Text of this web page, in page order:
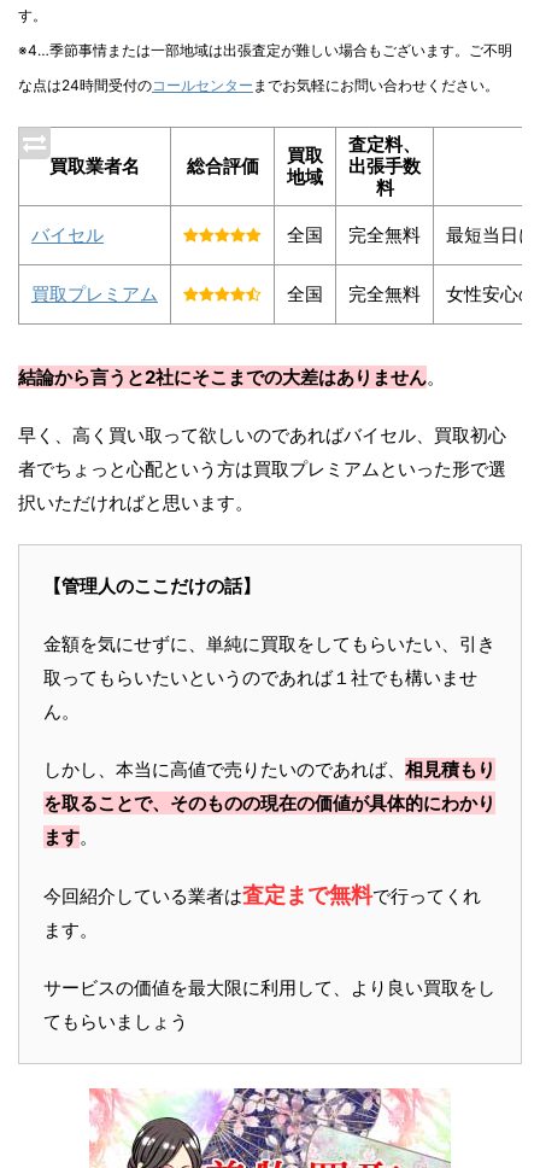
す。
※4…季節事情または一部地域は出張査定が難しい場合もございます。ご不明
な点は24時間受付のコールセンター までお気軽にお問い合わせください。
買取業者名 総合評価
買取
地域
査定料、
出張手数
料
バイセル 全国 完全無料 最短当日
買取プレミアム 全国 完全無料 女性安心
結論から言うと2社にそこまでの大差はありません。
早く、高く買い取って欲しいのであればバイセル、買取初心
者でちょっと心配という方は買取プレミアムといった形で選
択いただければと思います。
【管理人のここだけの話】
金額を気にせずに、単純に買取をしてもらいたい、引き
取ってもらいたいというのであれば１社でも構いませ
ん。
しかし、本当に高値で売りたいのであれば、 相見積もり
を取ることで、そのものの現在の価値が具体的にわかり
ます。
今回紹介している業者は査定まで無料で行ってくれ
ます。
サービスの価値を最大限に利用して、より良い買取をし
てもらいましょう